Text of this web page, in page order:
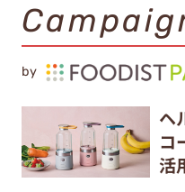
by
ヘ
コ
活